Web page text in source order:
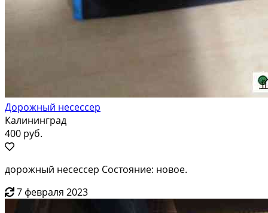
Дорожный несессер
Калининград
400 руб.
дорожный несессер Состояние: новое.
7 февраля 2023